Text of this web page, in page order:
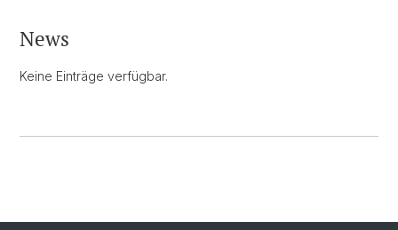
News
Keine Einträge verfügbar.